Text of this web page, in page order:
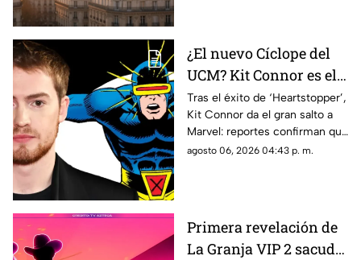
¿El nuevo Cíclope del
UCM? Kit Connor es el
elegido para liderar a
los 'X-Men' en Marvel
Studios
Tras el éxito de ‘Heartstopper’,
Kit Connor da el gran salto a
Marvel: reportes confirman que
vestirá el visor de Cíclope en la
agosto 06, 2026 04:43 p. m.
Primera revelación de
La Granja VIP 2 sacude